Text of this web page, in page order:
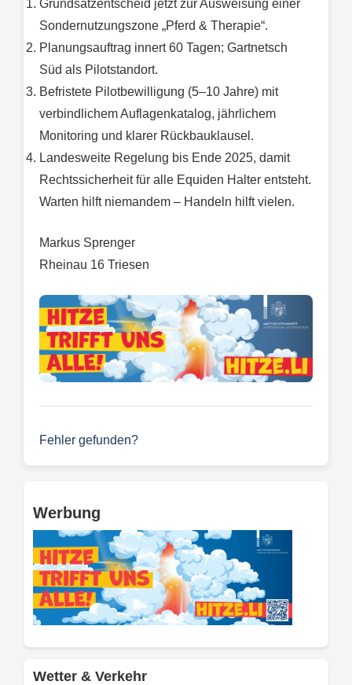
Grundsatzentscheid jetzt zur Ausweisung einer
Sondernutzungszone „Pferd & Therapie“.
Planungsauftrag innert 60 Tagen; Gartnetsch
Süd als Pilotstandort.
Befristete Pilotbewilligung (5–10 Jahre) mit
verbindlichem Auflagenkatalog, jährlichem
Monitoring und klarer Rückbauklausel.
Landesweite Regelung bis Ende 2025, damit
Rechtssicherheit für alle Equiden Halter entsteht.
Warten hilft niemandem – Handeln hilft vielen.
Markus Sprenger
Rheinau 16 Triesen
Fehler gefunden?
Werbung
Wetter & Verkehr